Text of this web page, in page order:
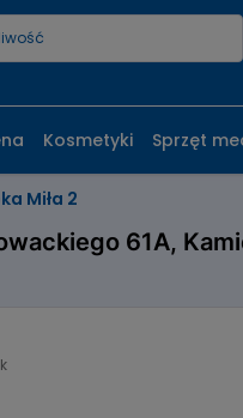
Miła 2
61A,
Kosmetyki Sprzęt